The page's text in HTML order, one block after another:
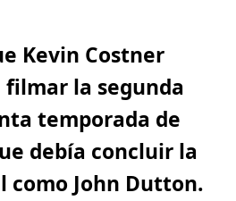
Kevin Costner
la segunda
temporada de
debía concluir la
como John Dutton.